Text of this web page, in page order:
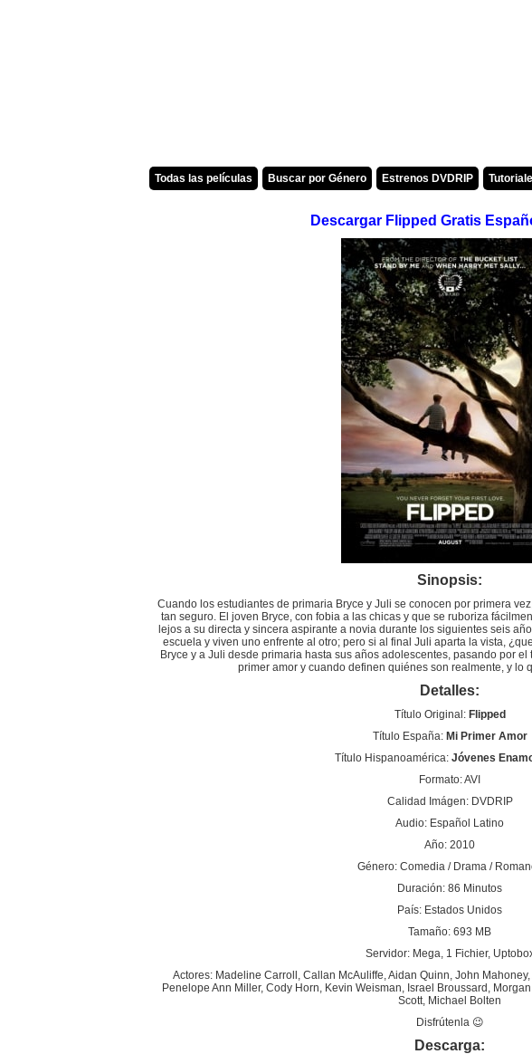
Todas las películas Buscar por Género Estrenos DVDRIP
Descargar Flipped Gratis
Sinopsis:
Cuando los estudiantes de primaria Bryce y Juli se conocen por primera
tan seguro. El joven Bryce, con fobia a las chicas y que se ruboriza
lejos a su directa y sincera aspirante a novia durante los siguientes seis
escuela y viven uno enfrente al otro; pero si al final Juli aparta la vista,
Bryce y a Juli desde primaria hasta sus años adolescentes, pasando por el
primer amor y cuando definen quiénes son realmente, y lo
Detalles:
Título Original: Flipped
Título España:Mi Primer Amor
Título Hispanoamérica: Jóvenes
Formato: AVI
Calidad Imágen: DVDRIP
Audio: Español Latino
Año: 2010
Género: Comedia / Drama /
Duración: 86 Minutos
País: Estados Unidos
Tamaño: 693 MB
Servidor: Mega, 1 Fichier,
Actores: Madeline Carroll, Callan McAuliffe, Aidan Quinn, John
Penelope Ann Miller, Cody Horn, Kevin Weisman, Israel Broussard,
Scott, Michael Bolten
Disfrútenla 😉
Descarga: